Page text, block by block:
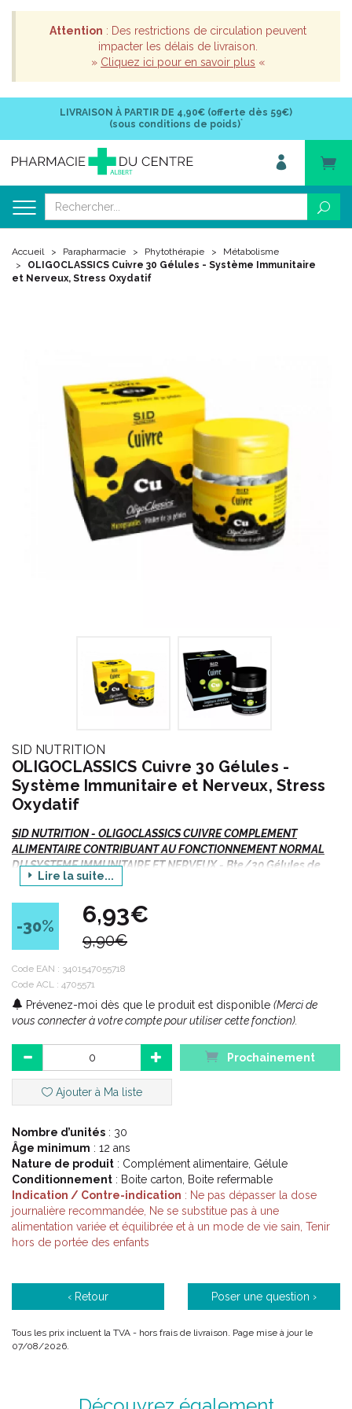
Attention : Des restrictions de circulation peuvent
impacter les délais de livraison.
» Cliquez ici pour en savoir plus «
LIVRAISON À PARTIR DE 4,90€ (offerte dès 59€)
(sous conditions de poids)*
Accueil Parapharmacie Phytothérapie
Métabolisme
OLIGOCLASSICS Cuivre 30 Gélules - Système Immunitaire
et Nerveux, Stress Oxydatif
SID NUTRITION
OLIGOCLASSICS Cuivre 30 Gélules -
Système Immunitaire et Nerveux, Stress
Oxydatif
SID NUTRITION - OLIGOCLASSICS CUIVRE COMPLEMENT
ALIMENTAIRE CONTRIBUANT AU FONCTIONNEMENT NORMAL
DU SYSTEME IMMUNITAIRE ET NERVEUX - Bte/30 Gélules de
Microgranules
La tradition maîtrisée... La forme galénique multiparticulaire des
Microgranules SID NUTRITION optimise la biodisponibilité des
A propos des micro granules :
préserver les actifs après le passage gastrique et délivrer ainsi
tous les bienfaits des oligo-éléments pour leur efficacité
attendue. La microgranule est une forme galénique jusqu' alors
réservée à certains médicaments. Les extraits secs titrés en actifs
gomme laque et de povidone.
Cet enrobage permet ainsi d' optimiser la préservation des actifs
au niveau du passage gastrique. Ainsi préservés, un maximum d'
actifs est délivré à notre organisme permettant de réduire les
prises journalières et diminuer les coûts journaliers de
traitement.
Indications :
Système immunitaire et nerveux.
Stress oxydatif.
Lire la suite...
-30% 6,93€
9,90€
Code EAN : 3401547055718
Code ACL : 4705571
Prévenez-moi dès que le produit est disponible (Merci de
vous connecter à votre compte pour utiliser cette fonction).
Prochainement
Ajouter à Ma liste
Nombre d’unités : 30
Âge minimum : 12 ans
Nature de produit : Complément alimentaire, Gélule
Conditionnement : Boite carton, Boite refermable
Indication / Contre-indication : Ne pas dépasser la dose
journalière recommandée, Ne se substitue pas à une
alimentation variée et équilibrée et à un mode de vie sain, Tenir
hors de portée des enfants
‹ Retour Poser une question ›
Tous les prix incluent la TVA - hors frais de livraison. Page mise à jour le
07/08/2026.